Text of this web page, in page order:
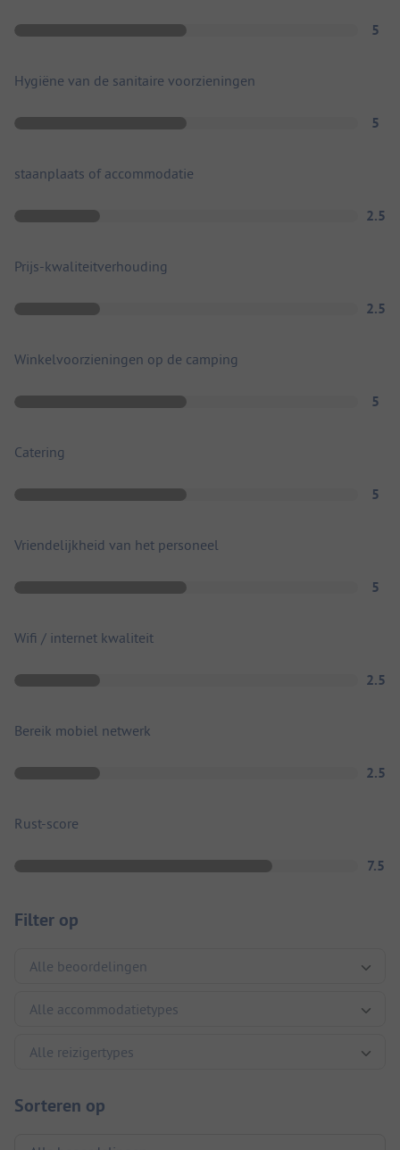
5
Hygiëne van de sanitaire voorzieningen
5
staanplaats of accommodatie
2.5
Prijs-kwaliteitverhouding
2.5
Winkelvoorzieningen op de camping
5
Catering
5
Vriendelijkheid van het personeel
5
Wifi / internet kwaliteit
2.5
Bereik mobiel netwerk
2.5
Rust-score
7.5
Filter op
Sorteren op